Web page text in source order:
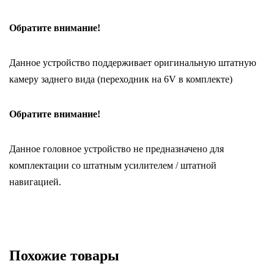
Обратите внимание!
Данное устройство поддерживает оригинальную штатную
камеру заднего вида (переходник на 6V в комплекте)
Обратите внимание!
Данное головное устройство не предназначено для
комплектации со штатным усилителем / штатной
навигацией.
Похожие товары